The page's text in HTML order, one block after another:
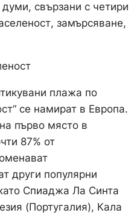
свързани с четири
замърсяване,
плажа по
се намират в Европа.
първо място в
87% от
други популярни
Спиаджа Ла Синта
(Португалия), Кала